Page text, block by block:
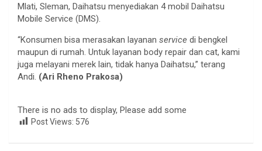
Mlati, Sleman, Daihatsu menyediakan 4 mobil Daihatsu
Mobile Service (DMS).
“Konsumen bisa merasakan layanan service di bengkel
maupun di rumah. Untuk layanan body repair dan cat, kami
juga melayani merek lain, tidak hanya Daihatsu,” terang
Andi. (Ari Rheno Prakosa)
There is no ads to display, Please add some
Post Views: 576